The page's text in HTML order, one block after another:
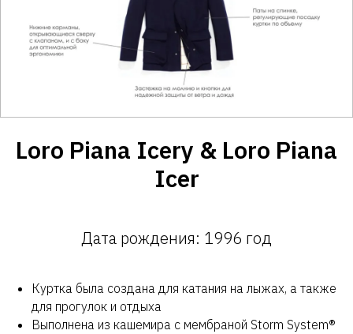
Loro Piana Icery & Loro Piana
Icer
Дата рождения: 1996 год
Куртка была создана для катания на лыжах, а также
для прогулок и отдыха
Выполнена из кашемира с мембраной Storm System®